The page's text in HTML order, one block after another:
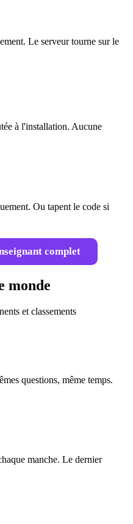
Le serveur tourne sur le
à l'installation. Aucune
Ou tapent le code si
complet
monde
et classements
questions, même temps.
manche. Le dernier